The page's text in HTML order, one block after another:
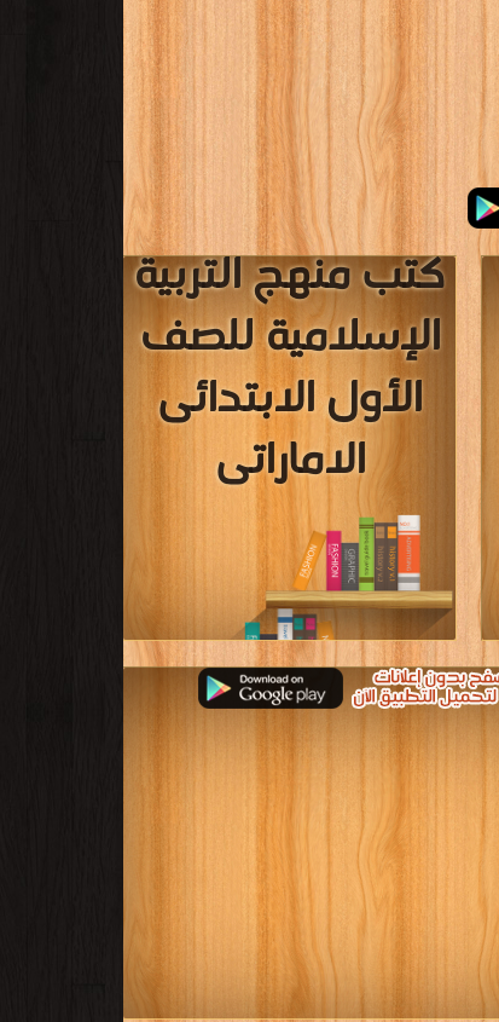
كتب منهج التربية
الإسلامية للصف
الأول الابتدائى
الاماراتى
قراءة و تحميل كتب في كتب منهج التربية الإسلامية
للصف الأول الابتدائى الاماراتى مجانا